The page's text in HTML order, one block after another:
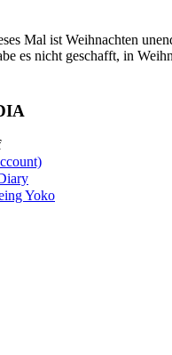
Mal ist Weihnachten
es nicht geschafft, in
Yoko